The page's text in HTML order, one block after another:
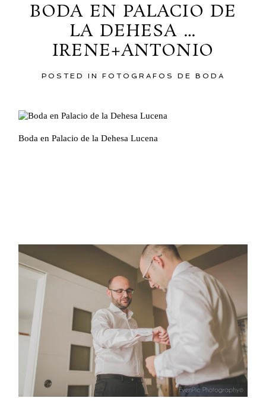
BODA EN PALACIO DE
LA DEHESA …
IRENE+ANTONIO
POSTED IN FOTOGRAFOS DE BODA
Boda en Palacio de la Dehesa Lucena